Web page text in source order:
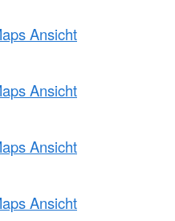
Ansicht
Ansicht
Ansicht
Ansicht